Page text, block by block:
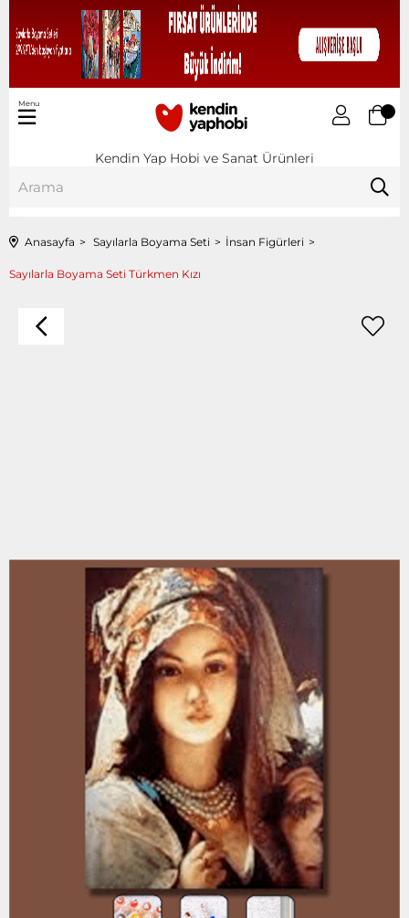
Kendin Yap Hobi ve Sanat Ürünleri
Menu
Anasayfa Sayılarla Boyama Seti İnsan Figürleri
Sayılarla Boyama Seti Türkmen Kızı